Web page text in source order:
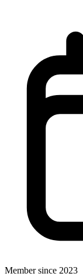
Member since 2023